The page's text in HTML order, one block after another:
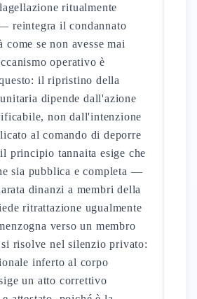
ritualmente
reintegra il condannato
come se non avesse mai
operativo è
il ripristino della
dipende dall'azione
non dall'intenzione
al comando di deporre
principio tannaita esige che
sia pubblica e completa —
dinanzi a membri della
ritrattazione ugualmente
verso un membro
risolve nel silenzio privato:
inferto al corpo
un atto correttivo